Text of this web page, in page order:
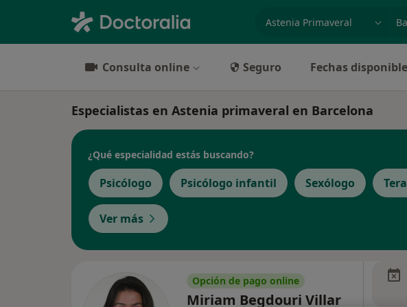
Consulta online Seguro Fechas
Especialistas en Astenia primaveral en Barcelona
¿Qué especialidad estás buscando?
Psicólogo Psicólogo infantil Sexólogo
Ver más
Opción de pago online
Miriam Begdouri Villar